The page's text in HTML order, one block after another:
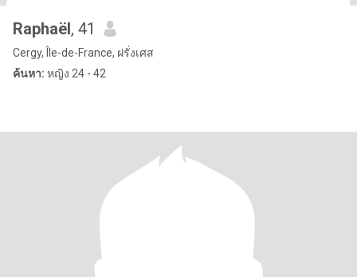
Raphaël, 41
Cergy, Île-de-France, ฝรั่งเศส
ค้นหา: หญิง 24 - 42